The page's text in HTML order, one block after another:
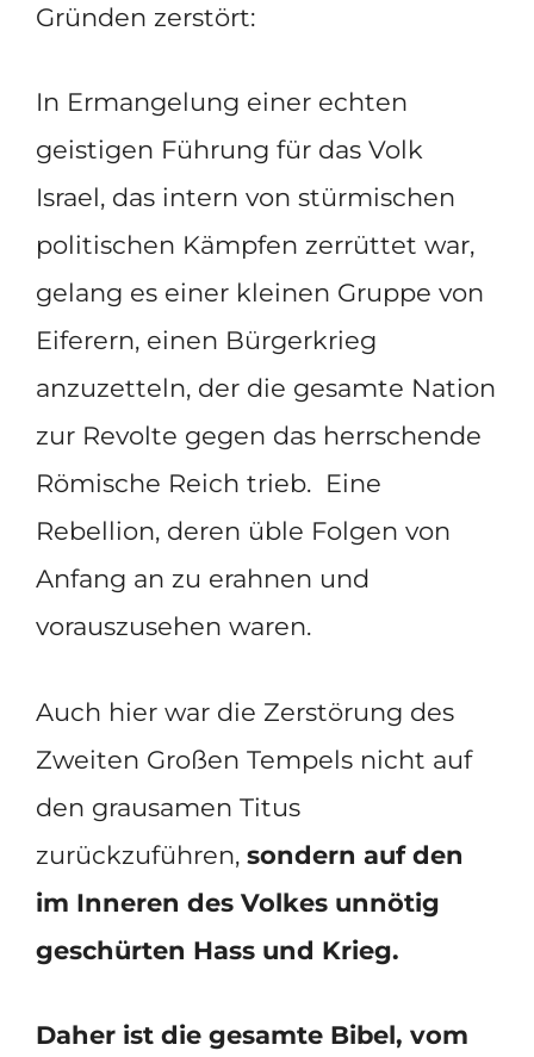
Gründen zerstört:
In Ermangelung einer echten
geistigen Führung für das Volk
Israel, das intern von stürmischen
politischen Kämpfen zerrüttet war,
gelang es einer kleinen Gruppe von
Eiferern, einen Bürgerkrieg
anzuzetteln, der die gesamte Nation
zur Revolte gegen das herrschende
Römische Reich trieb. Eine
Rebellion, deren üble Folgen von
Anfang an zu erahnen und
vorauszusehen waren.
Auch hier war die Zerstörung des
Zweiten Großen Tempels nicht auf
den grausamen Titus
zurückzuführen, sondern auf den
im Inneren des Volkes unnötig
geschürten Hass und Krieg.
Daher ist die gesamte Bibel, vom